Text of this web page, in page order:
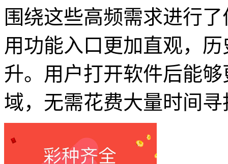
围绕这些高频需求进行
用功能入口更加直观，
升。用户打开软件后能
域，无需花费大量时间